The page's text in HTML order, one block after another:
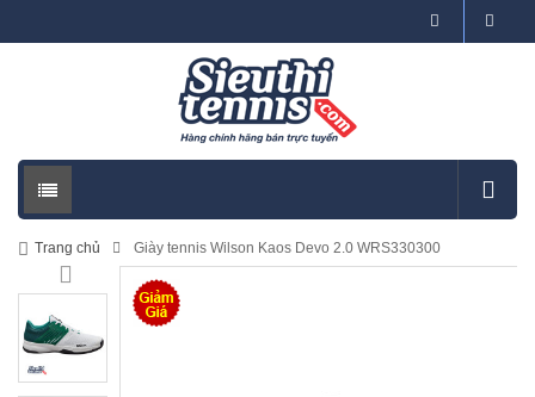
Trang chủ Giày tennis Wilson Kaos Devo 2.0 WRS330300